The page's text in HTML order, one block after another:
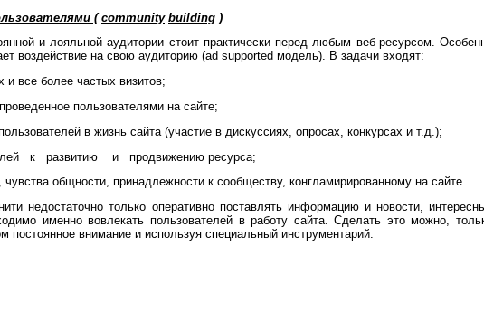
( community building )
и лояльной аудитории стоит практически перед любым веб-ресурсом.
воздействие на свою аудиторию (ad supported модель). В задачи входят:
более частых визитов;
пользователями на сайте;
в жизнь сайта (участие в дискуссиях, опросах, конкурсах и т.д.);
к развитию и продвижению ресурса;
общности, принадлежности к сообществу, конгламирированному на сайте
недостаточно только оперативно поставлять информацию и новости,
именно вовлекать пользователей в работу сайта. Сделать это можно,
постоянное внимание и используя специальный инструментарий: